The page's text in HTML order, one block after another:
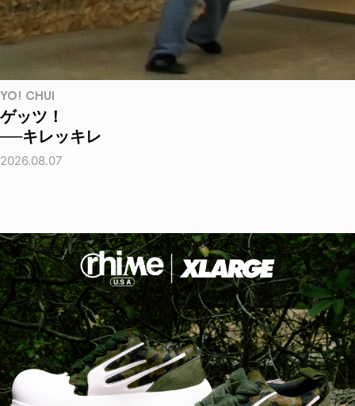
YO! CHUI
ゲッツ！
──キレッキレ
2026.08.07